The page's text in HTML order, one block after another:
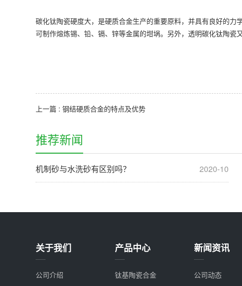
碳化钛陶瓷硬度大，是硬质合金生产的重要原料，并具有良好的
可制作熔炼锡、铅、镉、锌等金属的坩埚。另外，透明碳化钛陶瓷
上一篇 : 钢结硬质合金的特点及优势
推荐新闻
2020-10
机制砂与水洗砂有区别吗？
关于我们
公司介绍
产品中心
钛基陶瓷合金
新闻资讯
公司动态